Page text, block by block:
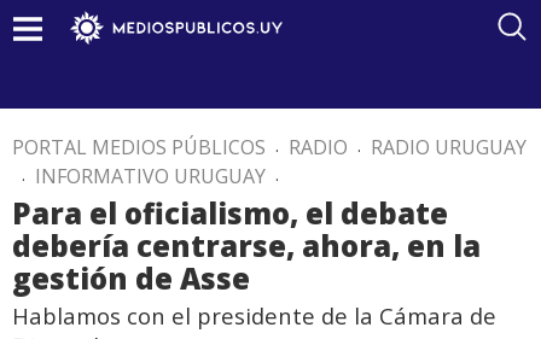
PORTAL MEDIOS PÚBLICOS . RADIO . RADIO URUGUAY
. INFORMATIVO URUGUAY .
Para el oficialismo, el debate
debería centrarse, ahora, en la
gestión de Asse
Hablamos con el presidente de la Cámara de